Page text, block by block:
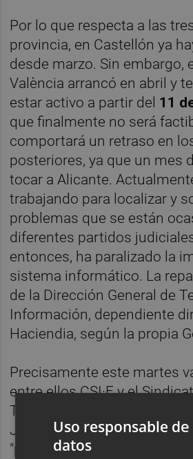
Por lo que respecta a las
provincia, en Castellón ya
desde marzo. Sin embargo,
València arrancó en abril y
estar activo a partir del 11
que finalmente no será
comportará un retraso en
posteriores, ya que un mes
tocar a Alicante.
trabajando para localizar y
problemas que se están
diferentes partidos
entonces, ha paralizado la
sistema informático. La
de la Dirección General de
Información, dependiente
Haciendia, según la propia
Precisamente este martes
entre ellos CSI·F y el
Trabajadores de la
Justicia (STAJ), alertaron de
"problemas" informáticos
Uso responsable de
datos